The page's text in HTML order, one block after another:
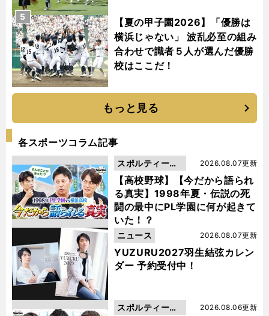
【夏の甲子園2026】「優勝は
横浜じゃない」 波乱必至の組み
合わせで識者５人が選んだ優勝
校はここだ！
5
もっと見る
各スポーツコラム記事
【高校野球】【今だから語られ
る真実】1998年夏・伝説の死
闘の最中にPL学園に何が起きて
いた！？
2026.08.07更新
スポルティーバ
動画
YUZURU2027羽生結弦カレン
ダー 予約受付中！
2026.08.07更新
ニュース
2026.08.06更新
スポルティーバ